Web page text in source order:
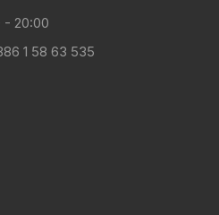
- 20:00
1 58 63 535